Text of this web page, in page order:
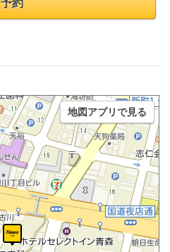
予約
地図アプリで見る